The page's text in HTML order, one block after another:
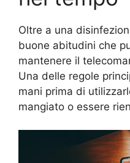
Oltre a una
buone abitudini che
mantenere il
Una delle regole
mani prima di
mangiato o essere